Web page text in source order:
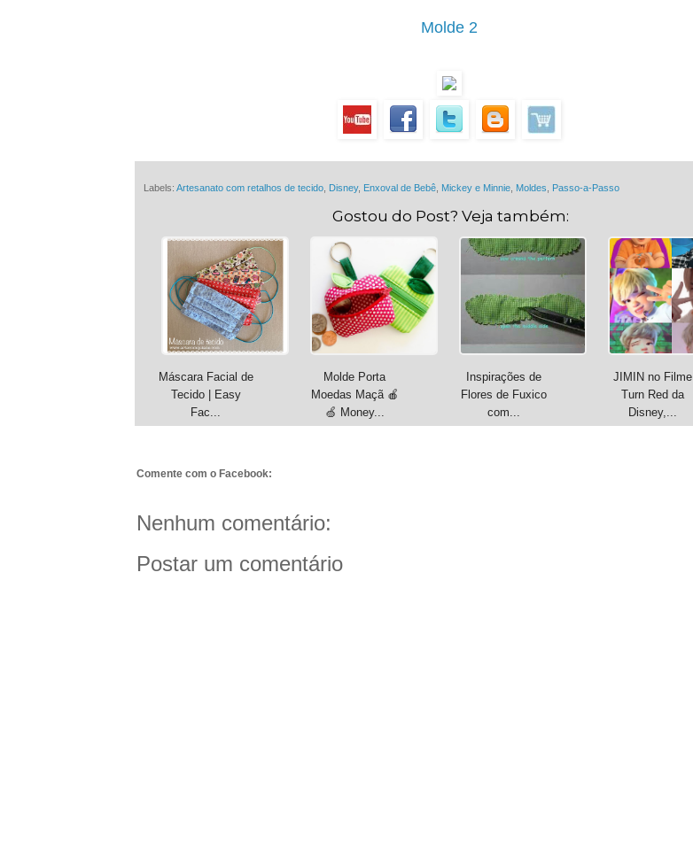
Molde 2
Labels: Artesanato com retalhos de tecido Disney, Enxoval de Bebê Mickey e Minnie Moldes Passo-a-Passo
Gostou do Post? Veja também:
Máscara Facial de
Tecido | Easy
Fac...
Molde Porta
Moedas Maçã 🍎
🍏 Money...
Inspirações de
Flores de Fuxico
com...
JIMIN no Filme
Turn Red da
Disney,...
Comente com o Facebook:
Nenhum comentário:
Postar um comentário